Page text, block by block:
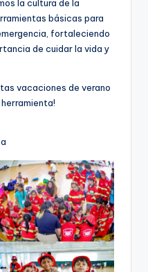
la cultura de la
básicas para
fortaleciendo
de cuidar la vida y
vacaciones de verano